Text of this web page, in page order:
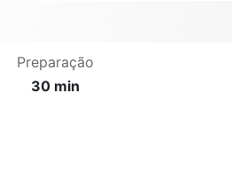
Preparação
30 min